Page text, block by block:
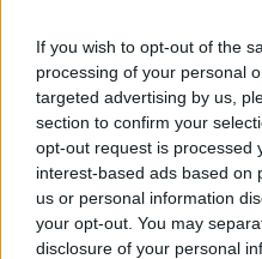
If you wish to opt-out of the
processing of your personal
targeted advertising by us,
section to confirm your
opt-out request is processed
interest-based ads based on
us or personal information
your opt-out. You may
disclosure of your personal
Κυριάκος Μητσοτάκης:
αγαπημένο μου
07.08.2026, 19:39